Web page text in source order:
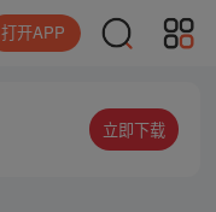
打开APP
立即下载